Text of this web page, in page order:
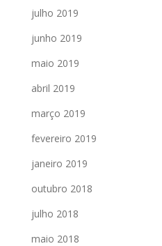
julho 2019
junho 2019
maio 2019
abril 2019
março 2019
fevereiro 2019
janeiro 2019
outubro 2018
julho 2018
maio 2018